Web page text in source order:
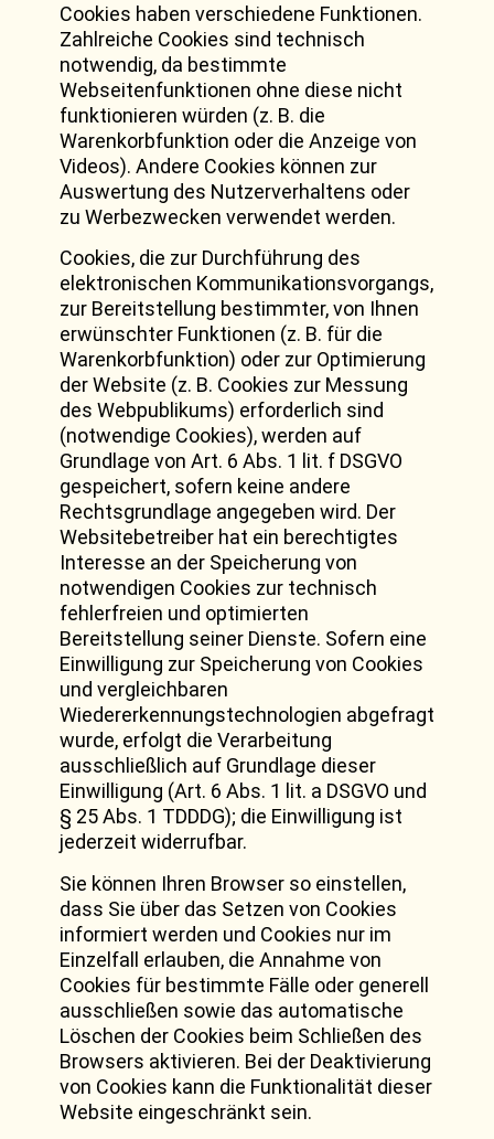
Cookies haben verschiedene Funktionen.
Zahlreiche Cookies sind technisch
notwendig, da bestimmte
Webseitenfunktionen ohne diese nicht
funktionieren würden (z. B. die
Warenkorbfunktion oder die Anzeige von
Videos). Andere Cookies können zur
Auswertung des Nutzerverhaltens oder
zu Werbezwecken verwendet werden.
Cookies, die zur Durchführung des
elektronischen Kommunikationsvorgangs,
zur Bereitstellung bestimmter, von Ihnen
erwünschter Funktionen (z. B. für die
Warenkorbfunktion) oder zur Optimierung
der Website (z. B. Cookies zur Messung
des Webpublikums) erforderlich sind
(notwendige Cookies), werden auf
Grundlage von Art. 6 Abs. 1 lit. f DSGVO
gespeichert, sofern keine andere
Rechtsgrundlage angegeben wird. Der
Websitebetreiber hat ein berechtigtes
Interesse an der Speicherung von
notwendigen Cookies zur technisch
fehlerfreien und optimierten
Bereitstellung seiner Dienste. Sofern eine
Einwilligung zur Speicherung von Cookies
und vergleichbaren
Wiedererkennungstechnologien abgefragt
wurde, erfolgt die Verarbeitung
ausschließlich auf Grundlage dieser
Einwilligung (Art. 6 Abs. 1 lit. a DSGVO und
§ 25 Abs. 1 TDDDG); die Einwilligung ist
jederzeit widerrufbar.
Sie können Ihren Browser so einstellen,
dass Sie über das Setzen von Cookies
informiert werden und Cookies nur im
Einzelfall erlauben, die Annahme von
Cookies für bestimmte Fälle oder generell
ausschließen sowie das automatische
Löschen der Cookies beim Schließen des
Browsers aktivieren. Bei der Deaktivierung
von Cookies kann die Funktionalität dieser
Website eingeschränkt sein.